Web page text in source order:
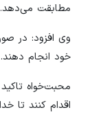
مطابقت می‌دهد.
خود انجام دهند.
محبت‌خواه تاکید
اقدام کنند تا